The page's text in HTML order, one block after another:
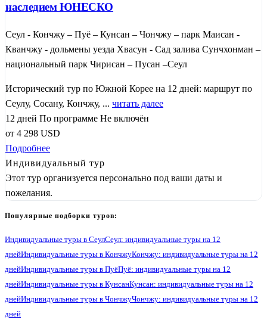
наследием ЮНЕСКО
Сеул - Кончжу – Пуё – Кунсан – Чончжу – парк Маисан -
Кванчжу - дольмены уезда Хвасун - Сад залива Сунчхонман –
национальный парк Чирисан – Пусан –Сеул
Исторический тур по Южной Корее на 12 дней: маршрут по
Сеулу, Сосану, Кончжу, ... читать далее
12 дней По программе Не включён
от 4 298 USD
Подробнее
Индивидуальный тур
Этот тур организуется персонально под ваши даты и
пожелания.
Популярные подборки туров:
Индивидуальные туры в СеулСеул: индивидуальные туры на 12
днейИндивидуальные туры в КончжуКончжу: индивидуальные туры на 12
днейИндивидуальные туры в ПуёПуё: индивидуальные туры на 12
днейИндивидуальные туры в КунсанКунсан: индивидуальные туры на 12
днейИндивидуальные туры в ЧончжуЧончжу: индивидуальные туры на 12
дней